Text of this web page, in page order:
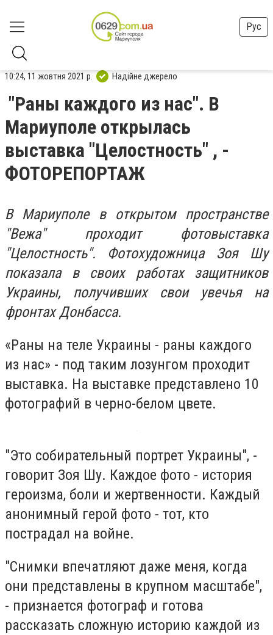
Рус
10:24, 11 жовтня 2021 р. Надійне джерело
"Раны каждого из нас". В
Мариуполе открылась
выставка "Целостность" , -
ФОТОРЕПОРТАЖ
В Мариуполе в открытом пространстве
"Вежа" проходит фотовыставка
"Целостность". Фотохудожница Зоя Шу
показала в своих работах защитников
Украины, получивших свои увечья на
фронтах Донбасса.
«Раны на теле Украины - раны каждого
из нас» - под таким лозунгом проходит
выставка. На выставке представлено 10
фотографий в черно-белом цвете.
"Это собирательный портрет Украины", -
говорит Зоя Шу. Каждое фото - история
героизма, боли и жертвенности. Каждый
анонимный герой фото - тот, кто
пострадал на войне.
"Снимки впечатляют даже меня, когда
они представлены в крупном масштабе",
- признается фотограф и готова
рассказать сложную историю каждой из